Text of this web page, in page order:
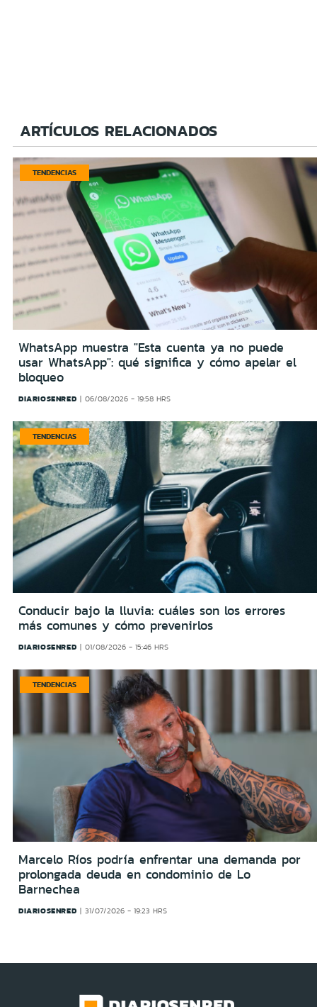
ARTÍCULOS RELACIONADOS
TENDENCIAS
WhatsApp muestra "Esta cuenta ya no puede
usar WhatsApp": qué significa y cómo apelar el
bloqueo
DIARIOSENRED 06/08/2026 - 19:58 HRS
TENDENCIAS
Conducir bajo la lluvia: cuáles son los errores
más comunes y cómo prevenirlos
DIARIOSENRED 01/08/2026 - 15:46 HRS
TENDENCIAS
Marcelo Ríos podría enfrentar una demanda por
prolongada deuda en condominio de Lo
Barnechea
DIARIOSENRED 31/07/2026 - 19:23 HRS